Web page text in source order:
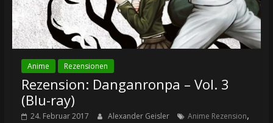
Anime Rezensionen
Rezension: Danganronpa – Vol. 3
(Blu-ray)
24. Februar 2017 Alexander Geisler Anime Rezension,